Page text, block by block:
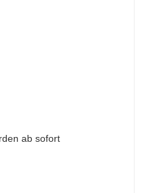
ab sofort